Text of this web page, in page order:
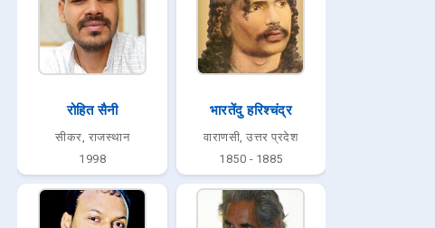
रोहित सैनी
सीकर, राजस्थान
1998
भारतेंदु हरिश्चंद्र
वाराणसी, उत्तर प्रदेश
1850 - 1885